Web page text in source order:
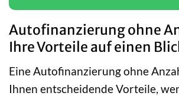
Autofinanzierung ohne
Ihre Vorteile auf einen
Eine Autofinanzierung ohne
Ihnen entscheidende Vorteile,